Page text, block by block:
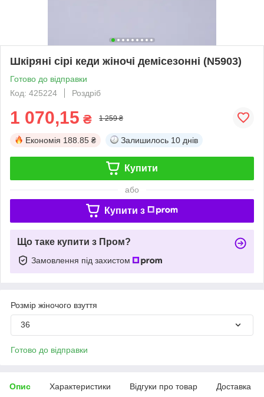
Шкіряні сірі кеди жіночі демісезонні (N5903)
Готово до відправки
Код: 425224
Роздріб
1 070,15 ₴ 1 259 ₴
Економія 188.85 ₴ Залишилось 10 днів
Купити
або
Купити з
Що таке купити з Пром?
Замовлення під захистом
Розмір жіночого взуття
36
Готово до відправки
Опис Характеристики Відгуки про товар Доставка